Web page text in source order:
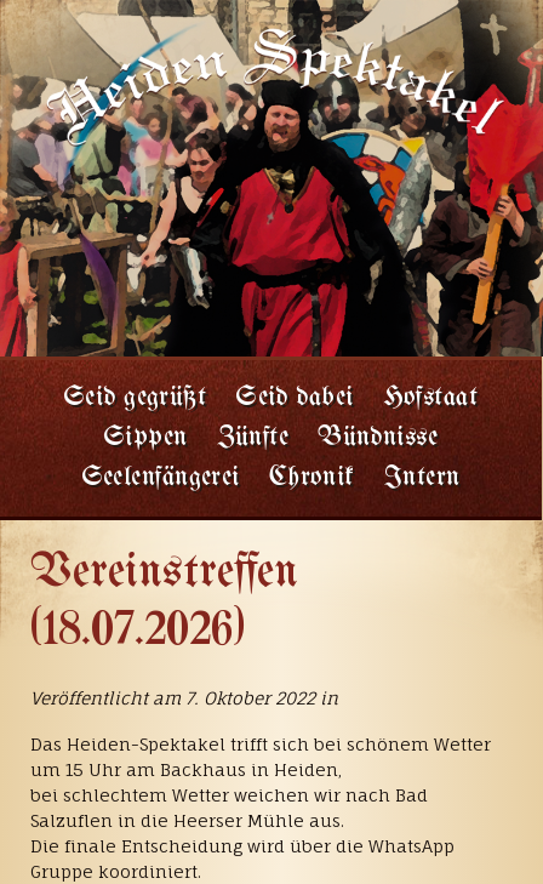
Seid gegrüßt Seid dabei
Hofstaat
Sippen
Zünfte
Bündnisse
Seelenfängerei
Chronik Intern
Vereinstreffen
(18.07.2026)
Veröffentlicht am 7. Oktober 2022 in
Das Heiden-Spektakel trifft sich bei schönem Wetter
um 15 Uhr am Backhaus in Heiden,
bei schlechtem Wetter weichen wir nach Bad
Salzuflen in die Heerser Mühle aus.
Die finale Entscheidung wird über die WhatsApp
Gruppe koordiniert.